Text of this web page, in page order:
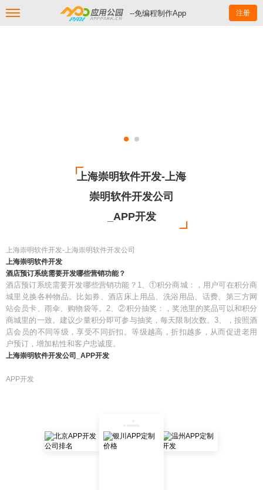
--免编程制作App 注册
上海崇明软件开发-上海
崇明软件开发公司
_APP开发
上海崇明软件开发-上海崇明软件开发公司
上海崇明软件开发
酒店预订系统需要开发哪些营销功能？
酒店预订系统需要开发哪些营销功能？1、①积分商城：，用户可在积分商
城里兑换各种物品。比如券、酒店床上用品、洗浴用品、话费、第三方网
站会员卡、雨伞、购物袋等。2、②积分抽奖：，奖池里的奖品可以和积分
商城里的一致。建议少量积分即可参与抽奖，每天限制次数。3、，按照酒
店会员的不同等级，享受不同折扣。等级越高，折扣越多，从而促进老用
户预订，增加粘性和客户忠诚度。
上海崇明软件开发公司_APP开发
APP开发